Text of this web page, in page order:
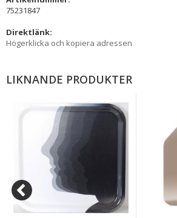
75231847
Direktlänk:
Högerklicka och kopiera adressen
LIKNANDE PRODUKTER